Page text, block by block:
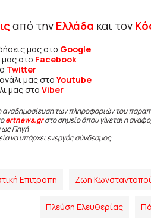
από την Ελλάδα και τον
μας στο Google
μας στο Facebook
Twitter
μας στοYoutube
μας στο Viber
αναδημοσίευση των πληροφοριών του
ertnews.gr στο σημείο όπου γίνεται η
ως Πηγή
να υπάρχει ενεργός σύνδεσμος
Επιτροπή Ζωή
Πλεύση Ελευθερίας